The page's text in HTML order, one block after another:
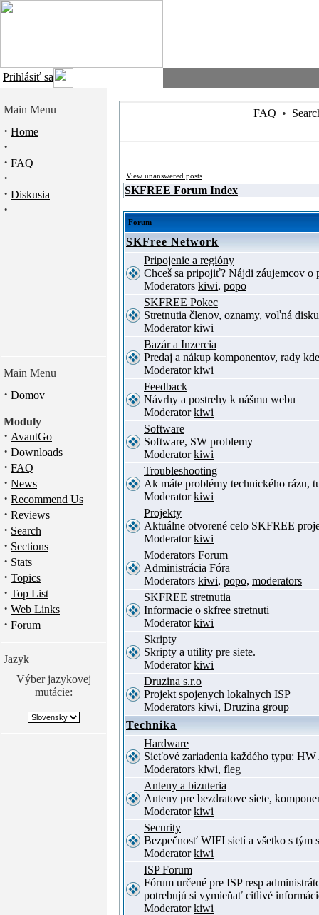
Prihlásiť sa
Main Menu
· Home
·
· FAQ
·
· Diskusia
·
Main Menu
· Domov
Moduly
· AvantGo
· Downloads
· FAQ
· News
· Recommend Us
· Reviews
· Search
· Sections
· Stats
· Topics
· Top List
· Web Links
· Forum
Jazyk
Výber jazykovej
mutácie:
FAQ •
View unanswered posts
SKFREE Forum Index
Forum
SKFree Network
Pripojenie a regióny
Chceš sa pripojiť? Nájdi záujemcov o
Moderators kiwi, popo
SKFREE Pokec
Stretnutia členov, oznamy, voľná
Moderatorkiwi
Bazár a Inzercia
Predaj a nákup komponentov, rady
Moderatorkiwi
Feedback
Návrhy a postrehy k nášmu webu
Moderatorkiwi
Software
Software, SW problemy
Moderatorkiwi
Troubleshooting
Ak máte problémy technického rázu,
Moderatorkiwi
Projekty
Aktuálne otvorené celo SKFREE
Moderatorkiwi
Moderators Forum
Administrácia Fóra
Moderators kiwi, popo, moderators
SKFREE stretnutia
Informacie o skfree stretnuti
Moderatorkiwi
Skripty
Skripty a utility pre siete.
Moderatorkiwi
Druzina s.r.o
Projekt spojenych lokalnych ISP
Moderators kiwi, Druzina group
Technika
Hardware
Sieťové zariadenia každého typu:
Moderators kiwi, fleg
Anteny a bizuteria
Anteny pre bezdratove siete,
Moderatorkiwi
Security
Bezpečnosť WIFI sietí a všetko s tým
Moderatorkiwi
ISP Forum
Fórum určené pre ISP resp
potrebujú si vymieňať citlivé
Moderatorkiwi